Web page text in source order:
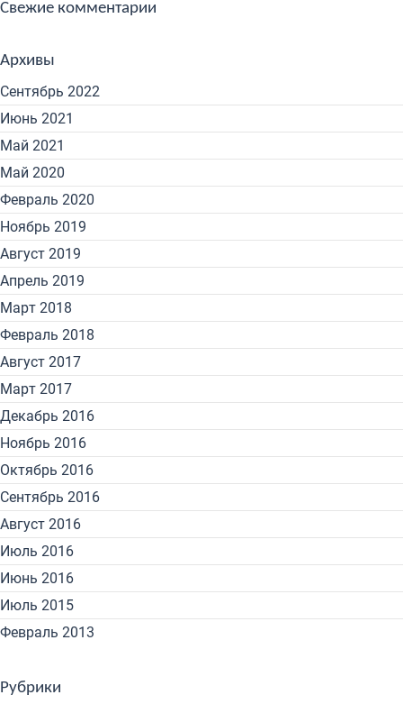
Свежие комментарии
Архивы
Сентябрь 2022
Июнь 2021
Май 2021
Май 2020
Февраль 2020
Ноябрь 2019
Август 2019
Апрель 2019
Март 2018
Февраль 2018
Август 2017
Март 2017
Декабрь 2016
Ноябрь 2016
Октябрь 2016
Сентябрь 2016
Август 2016
Июль 2016
Июнь 2016
Июль 2015
Февраль 2013
Рубрики